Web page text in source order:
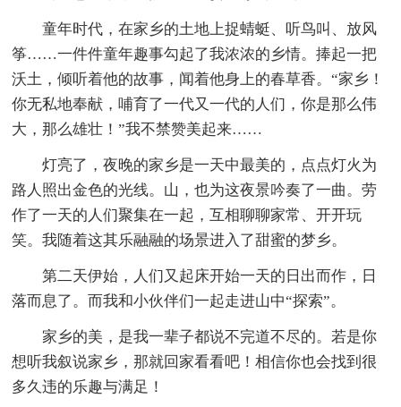
童年时代，在家乡的土地上捉蜻蜓、听鸟叫、放风
筝……一件件童年趣事勾起了我浓浓的乡情。捧起一把
沃土，倾听着他的故事，闻着他身上的春草香。“家乡！
你无私地奉献，哺育了一代又一代的人们，你是那么伟
大，那么雄壮！”我不禁赞美起来……
灯亮了，夜晚的家乡是一天中最美的，点点灯火为
路人照出金色的光线。山，也为这夜景吟奏了一曲。劳
作了一天的人们聚集在一起，互相聊聊家常、开开玩
笑。我随着这其乐融融的场景进入了甜蜜的梦乡。
第二天伊始，人们又起床开始一天的日出而作，日
落而息了。而我和小伙伴们一起走进山中“探索”。
家乡的美，是我一辈子都说不完道不尽的。若是你
想听我叙说家乡，那就回家看看吧！相信你也会找到很
多久违的乐趣与满足！